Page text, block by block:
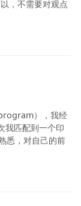
，不需要对观点
），我经
我匹配到一个印
悉，对自己的前